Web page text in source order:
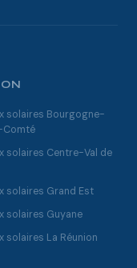
solaires Bourgogne-
Comté
solaires Centre-Val de
solaires Grand Est
solaires Guyane
solaires La Réunion